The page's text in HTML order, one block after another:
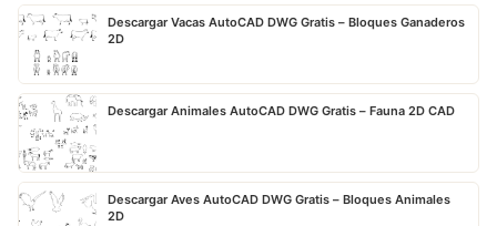
Descargar Vacas AutoCAD DWG Gratis – Bloques Ganaderos
2D
Descargar Animales AutoCAD DWG Gratis – Fauna 2D CAD
Descargar Aves AutoCAD DWG Gratis – Bloques Animales
2D